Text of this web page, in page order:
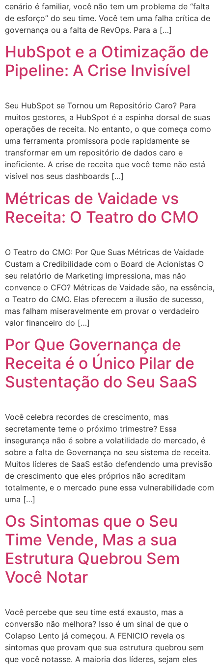
cenário é familiar, você não tem um problema de “falta
de esforço” do seu time. Você tem uma falha crítica de
governança ou a falta de RevOps. Para a […]
HubSpot e a Otimização de
Pipeline: A Crise Invisível
Seu HubSpot se Tornou um Repositório Caro? Para
muitos gestores, a HubSpot é a espinha dorsal de suas
operações de receita. No entanto, o que começa como
uma ferramenta promissora pode rapidamente se
transformar em um repositório de dados caro e
ineficiente. A crise de receita que você teme não está
visível nos seus dashboards […]
Métricas de Vaidade vs
Receita: O Teatro do CMO
O Teatro do CMO: Por Que Suas Métricas de Vaidade
Custam a Credibilidade com o Board de Acionistas O
seu relatório de Marketing impressiona, mas não
convence o CFO? Métricas de Vaidade são, na essência,
o Teatro do CMO. Elas oferecem a ilusão de sucesso,
mas falham miseravelmente em provar o verdadeiro
valor financeiro do […]
Por Que Governança de
Receita é o Único Pilar de
Sustentação do Seu SaaS
Você celebra recordes de crescimento, mas
secretamente teme o próximo trimestre? Essa
insegurança não é sobre a volatilidade do mercado, é
sobre a falta de Governança no seu sistema de receita.
Muitos líderes de SaaS estão defendendo uma previsão
de crescimento que eles próprios não acreditam
totalmente, e o mercado pune essa vulnerabilidade com
uma […]
Os Sintomas que o Seu
Time Vende, Mas a sua
Estrutura Quebrou Sem
Você Notar
Você percebe que seu time está exausto, mas a
conversão não melhora? Isso é um sinal de que o
Colapso Lento já começou. A FENICIO revela os
sintomas que provam que sua estrutura quebrou sem
que você notasse. A maioria dos líderes, sejam eles